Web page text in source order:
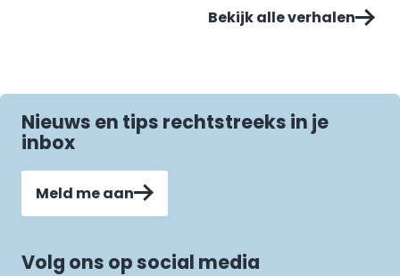
Bekijk alle verhalen
Nieuws en tips rechtstreeks in je
inbox
Meld me aan
Volg ons op social media